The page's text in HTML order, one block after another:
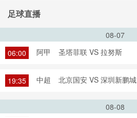
足球直播
08-07
06:00
阿甲 圣塔菲联 VS 拉努斯
19:35 中超 北京国安 VS 深圳新鹏城
08-08